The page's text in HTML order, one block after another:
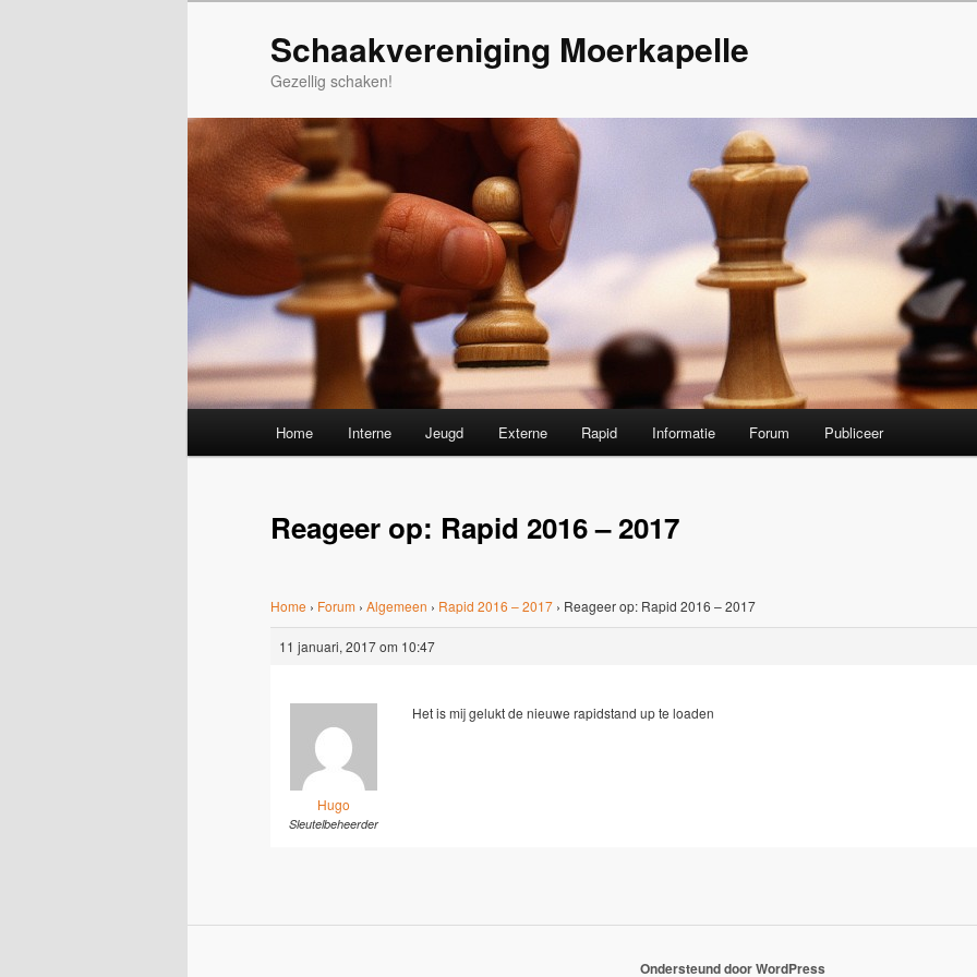
Schaakvereniging Moerkapelle
Gezellig schaken!
Home Interne Jeugd Externe Rapid Informatie Forum Publiceer
Reageer op: Rapid 2016 – 2017
Home › Forum › Algemeen › Rapid 2016 – 2017 › Reageer op: Rapid 2016 – 2017
11 januari, 2017 om 10:47
Hugo
Sleutelbeheerder
Het is mij gelukt de nieuwe rapidstand up te loaden
Ondersteund door WordPress